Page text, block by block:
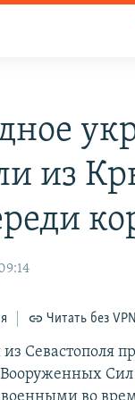
из
Читать без VPN
Севастополя
Сил